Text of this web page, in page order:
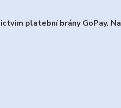
platební brány GoPay. Na